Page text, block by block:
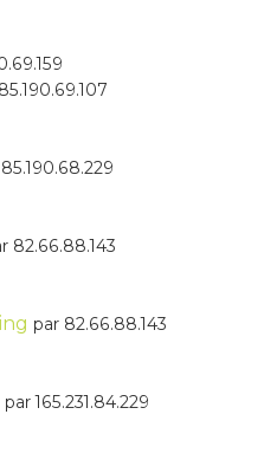
82.66.88.143
par 82.66.88.143
par 165.231.84.229